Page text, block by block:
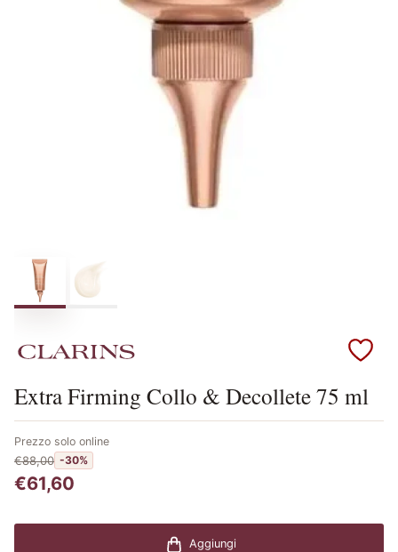
Scopri i prodotti Clarins
Extra Firming Collo & Decollete 75 ml
Prezzo solo online
€88,00 -30%
€61,60
Aggiungi